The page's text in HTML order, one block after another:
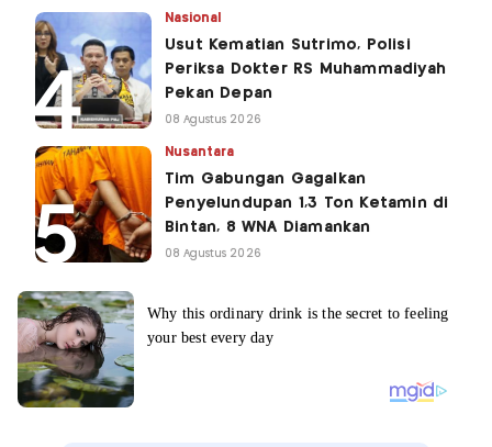
Nasional
Usut Kematian Sutrimo, Polisi
Periksa Dokter RS Muhammadiyah
Pekan Depan
08 Agustus 2026
Nusantara
Tim Gabungan Gagalkan
Penyelundupan 1,3 Ton Ketamin di
Bintan, 8 WNA Diamankan
08 Agustus 2026